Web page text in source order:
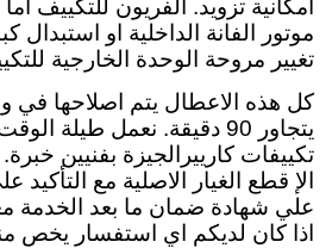
امكانية تزويد. الفريون للتكييف
موتور الفانة الداخلية او
تغيير مروحة
الوحدة الخارجية
كل هذه الاعطال يتم اصلاحها في
يتجاور 90 دقيقة. نعمل طيلة
تكييفات كارييرالجيزة بفنيين
الإ قطع الغيار الاصلية مع
علي شهادة ضمان ما بعد الخدمة
اذا كان لديكم اي استفسار يخص